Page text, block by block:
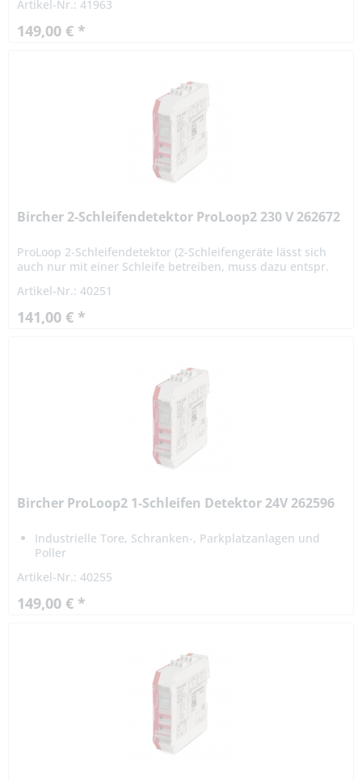
Artikel-Nr.: 41963
149,00 € *
Bircher 2-Schleifendetektor ProLoop2 230 V 262672
ProLoop 2-Schleifendetektor (2-Schleifengeräte lässt sich
auch nur mit einer Schleife betreiben, muss dazu entspr.
Artikel-Nr.: 40251
141,00 € *
Bircher ProLoop2 1-Schleifen Detektor 24V 262596
Industrielle Tore, Schranken-, Parkplatzanlagen und
Poller
Artikel-Nr.: 40255
149,00 € *